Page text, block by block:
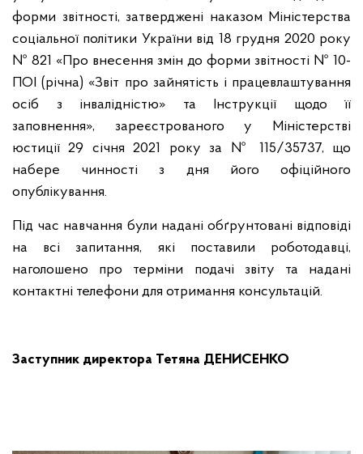
форми звітності, затверджені наказом Міністерства
соціальної політики України від 18 грудня 2020 року
№ 821 «Про внесення змін до форми звітності № 10-
ПОІ (річна) «Звіт про зайнятість і працевлаштування
осіб з інвалідністю» та Інструкції щодо її
заповнення», зареєстрованого у Міністерстві
юстиції 29 січня 2021 року за № 115/35737, що
набере чинності з дня його офіційного
опублікування.
Під час навчання були надані обґрунтовані відповіді
на всі запитання, які поставили роботодавці,
наголошено про терміни подачі звіту та надані
контактні телефони для отримання консультацій.
Заступник директора Тетяна ДЕНИСЕНКО